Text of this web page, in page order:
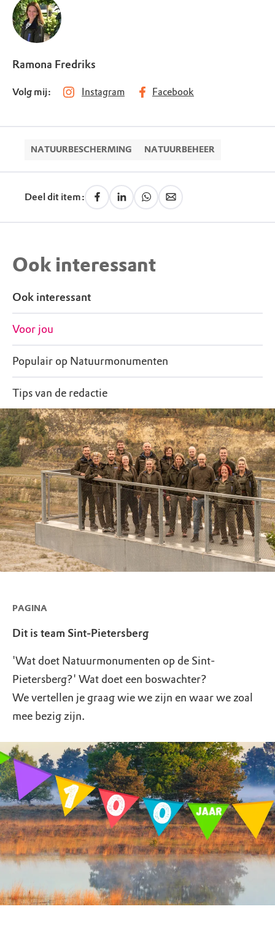
Ramona Fredriks
Volg mij: Instagram Facebook
NATUURBESCHERMING NATUURBEHEER
Deel dit item:
Ook interessant
Ook interessant
Voor jou
Populair op Natuurmonumenten
Tips van de redactie
PAGINA
Dit is team Sint-Pietersberg
'Wat doet Natuurmonumenten op de Sint-
Pietersberg?' Wat doet een boswachter?
We vertellen je graag wie we zijn en waar we zoal
mee bezig zijn.